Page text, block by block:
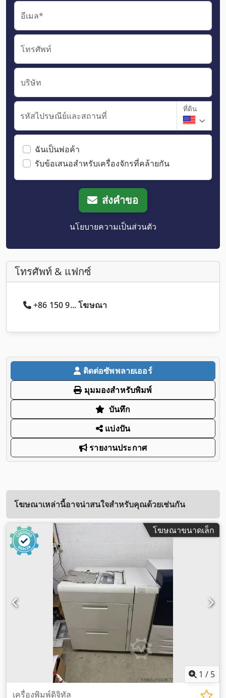
อีเมล*
โทรศัพท์
บริษัท
รหัสไปรษณีย์และสถานที่
ที่ดิน
ฉันเป็นพ่อค้า
รับข้อเสนอสำหรับเครื่องจักรที่คล้ายกัน
ส่งคำขอ
นโยบายความเป็นส่วนตัว
โทรศัพท์ & แฟกซ์
+86 150 9... โฆษณา
ติดต่อซัพพลายเออร์
มุมมองสำหรับพิมพ์
บันทึก
แบ่งปัน
รายงานประกาศ
โฆษณาเหล่านี้อาจน่าสนใจสำหรับคุณด้วยเช่นกัน
โฆษณาขนาดเล็ก
1 / 5
เครื่องพิมพ์ดิจิทัล